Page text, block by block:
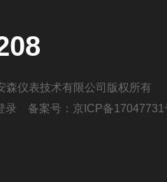
森仪表技术有限公司版权所有
录 备案号： 京ICP备17047731